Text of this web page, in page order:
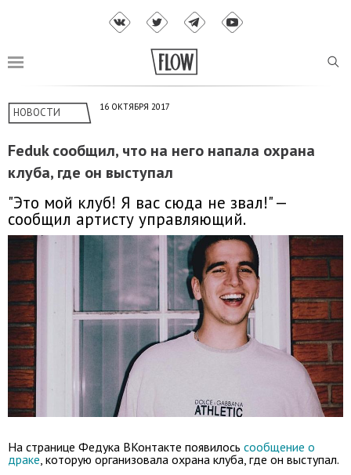
НОВОСТИ 16 ОКТЯБРЯ 2017
Feduk сообщил, что на него напала охрана
клуба, где он выступал
"Это мой клуб! Я вас сюда не звал!" —
сообщил артисту управляющий.
На странице Федука ВКонтакте появилось сообщение о
драке , которую организовала охрана клуба, где он выступал.